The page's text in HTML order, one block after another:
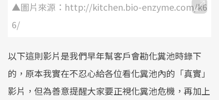
▲圖片來源：http://kitchen.bio-enzyme.com/k6
6/
以下這則影片是我們早年幫客戶會勘化糞池時錄下
的，原本我實在不忍心給各位看化糞池內的「真實」
影片，但為善意提醒大家要正視化糞池危機，再加上